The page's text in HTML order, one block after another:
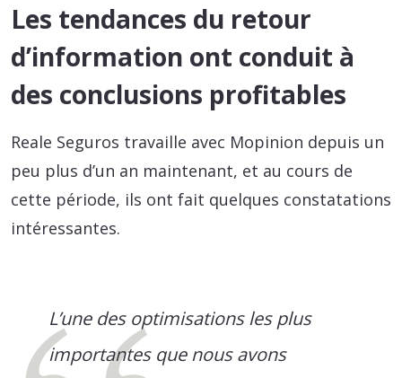
Les tendances du retour
d’information ont conduit à
des conclusions profitables
Reale Seguros travaille avec Mopinion depuis un
peu plus d’un an maintenant, et au cours de
cette période, ils ont fait quelques constatations
intéressantes.
L’une des optimisations les plus
importantes que nous avons